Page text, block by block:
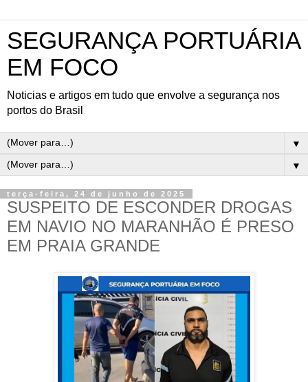
SEGURANÇA PORTUÁRIA
EM FOCO
Noticias e artigos em tudo que envolve a segurança nos
portos do Brasil
▼
▼
terça-feira, 24 de junho de 2025
SUSPEITO DE ESCONDER DROGAS
EM NAVIO NO MARANHÃO É PRESO
EM PRAIA GRANDE